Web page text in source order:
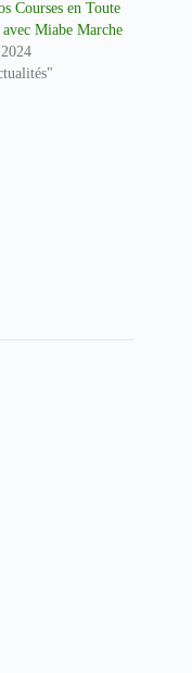
Courses en Toute
avec Miabe Marche